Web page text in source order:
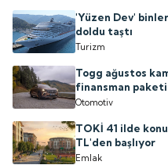
'Yüzen Dev'
doldu taştı
Turizm
Togg ağustos
finansman paketi
Otomotiv
TOKİ 41 ilde
TL'den başlıyor
Emlak